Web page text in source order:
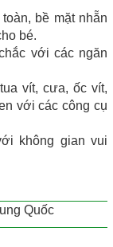
bề mặt nhẵn
bé.
với các ngăn
vít, cưa, ốc vít,
với các công cụ
không gian vui
Quốc